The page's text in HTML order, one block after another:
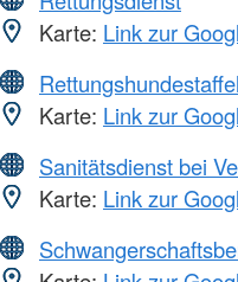
Karte: Link zur
Rettungshundestaffel
Karte: Link zur
Sanitätsdienst bei
Karte: Link zur